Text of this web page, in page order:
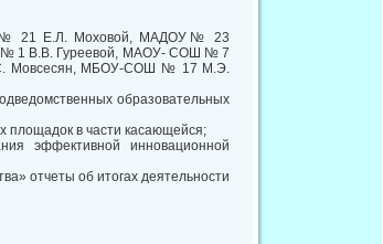
21 Е.Л. Моховой, МАДОУ№ 23
1 В.В. Гуреевой, МАОУ- СОШ № 7
Мовсесян, МБОУ-СОШ № 17 М.Э.
образовательных
площадок в части касающейся;
эффективной инновационной
отчеты об итогах деятельности